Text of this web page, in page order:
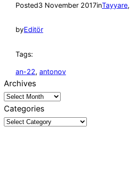
Posted3 November 2017inTayyare,
byEditör
Tags:
an-22, antonov
Archives
Categories